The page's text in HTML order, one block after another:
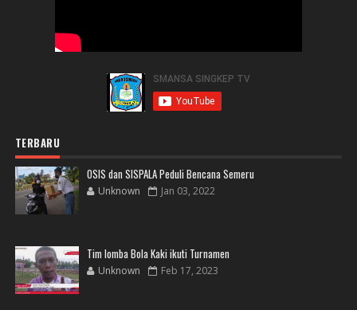
TERBARU
OSIS dan SISPALA Peduli Bencana Semeru
Unknown Jan 03, 2022
Tim lomba Bola Kaki ikuti Turnamen
Unknown Feb 17, 2023